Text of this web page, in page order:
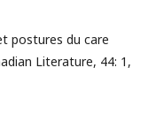
postures du care
Literature, 44: 1,